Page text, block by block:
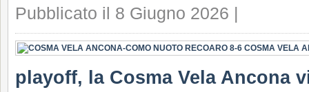
Pubblicato il 8 Giugno 2026 |
playoff, la Cosma Vela Ancona